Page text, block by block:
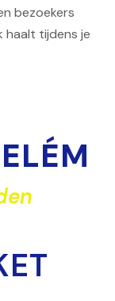
bezoekers
haalt tijdens je